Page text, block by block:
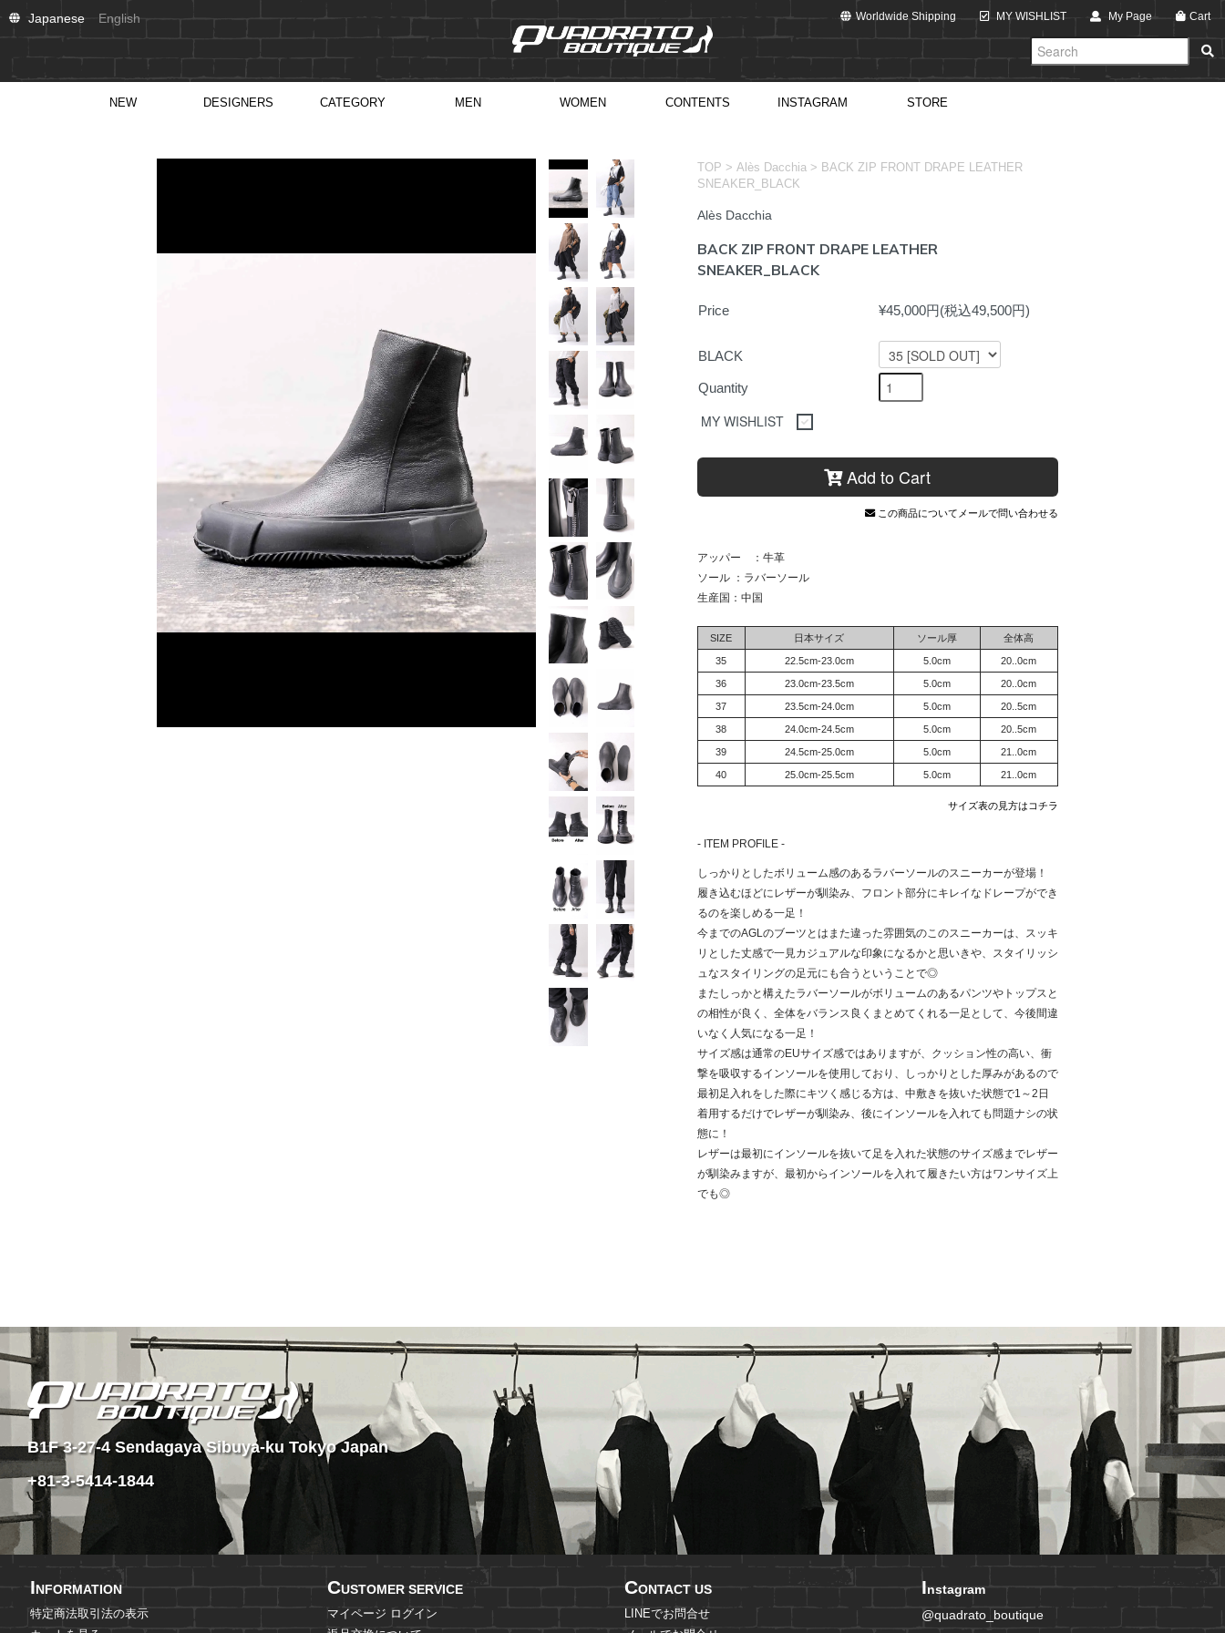
Japanese English Worldwide Shipping MY WISHLIST My Page Cart
NEW DESIGNERS CATEGORY MEN WOMEN CONTENTS INSTAGRAM STORE
TOP > Alès Dacchia > BACK ZIP FRONT DRAPE LEATHER
SNEAKER_BLACK
Alès Dacchia
BACK ZIP FRONT DRAPE LEATHER
SNEAKER_BLACK
Price ¥45,000円(税込49,500円)
BLACK
Quantity
MY WISHLIST
Add to Cart
この商品についてメールで問い合わせる
アッパー ：牛革
ソール ：ラバーソール
生産国：中国
SIZE 日本サイズ ソール厚 全体高
35 22.5cm-23.0cm 5.0cm 20..0cm
36 23.0cm-23.5cm 5.0cm 20..0cm
37 23.5cm-24.0cm 5.0cm 20..5cm
38 24.0cm-24.5cm 5.0cm 20..5cm
39 24.5cm-25.0cm 5.0cm 21..0cm
40 25.0cm-25.5cm 5.0cm 21..0cm
サイズ表の見方はコチラ
- ITEM PROFILE -
しっかりとしたボリューム感のあるラバーソールのスニーカーが登場！
履き込むほどにレザーが馴染み、フロント部分にキレイなドレープができ
るのを楽しめる一足！
今までのAGLのブーツとはまた違った雰囲気のこのスニーカーは、スッキ
リとした丈感で一見カジュアルな印象になるかと思いきや、スタイリッシ
ュなスタイリングの足元にも合うということで◎
またしっかと構えたラバーソールがボリュームのあるパンツやトップスと
の相性が良く、全体をバランス良くまとめてくれる一足として、今後間違
いなく人気になる一足！
サイズ感は通常のEUサイズ感ではありますが、クッション性の高い、衝
撃を吸収するインソールを使用しており、しっかりとした厚みがあるので
最初足入れをした際にキツく感じる方は、中敷きを抜いた状態で1～2日
着用するだけでレザーが馴染み、後にインソールを入れても問題ナシの状
態に！
レザーは最初にインソールを抜いて足を入れた状態のサイズ感までレザー
が馴染みますが、最初からインソールを入れて履きたい方はワンサイズ上
でも◎
B1F 3-27-4 Sendagaya Sibuya-ku Tokyo Japan
+81-3-5414-1844
INFORMATION
特定商法取引法の表示
CUSTOMER SERVICE
マイページ ログイン
CONTACT US
LINEでお問合せ
Instagram
@quadrato_boutique